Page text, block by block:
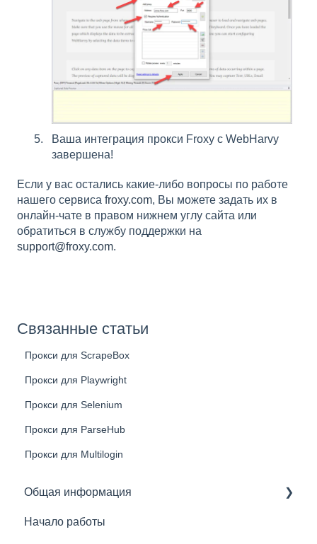
Ваша интеграция прокси Froxy с WebHarvy
завершена!
Если у вас остались какие-либо вопросы по работе
нашего сервиса froxy.com, Вы можете задать их в
онлайн-чате в правом нижнем углу сайта или
обратиться в службу поддержки на
support@froxy.com.
Связанные статьи
Прокси для ScrapeBox
Прокси для Playwright
Прокси для Selenium
Прокси для ParseHub
Прокси для Multilogin
Общая информация
Основное
Начало работы